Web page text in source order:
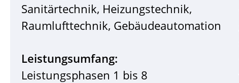
Sanitärtechnik, Heizungstechnik,
Raumlufttechnik, Gebäudeautomation
Leistungsumfang:
Leistungsphasen 1 bis 8